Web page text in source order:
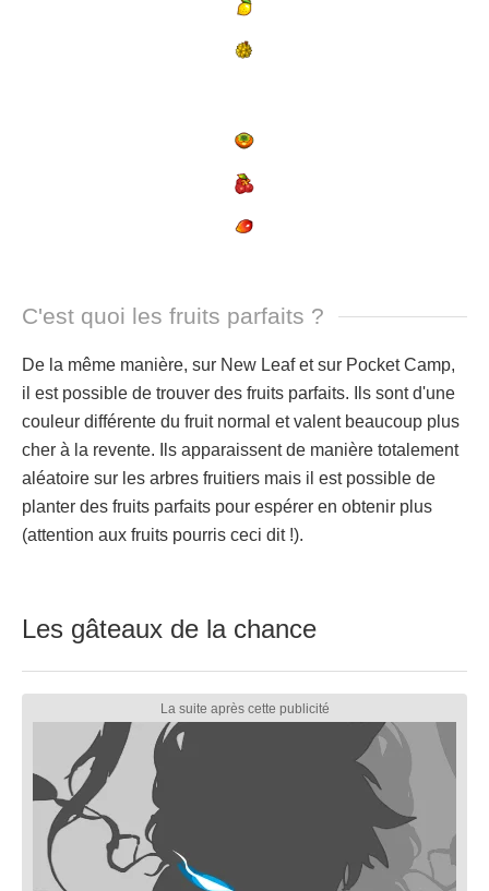
C'est quoi les fruits parfaits ?
De la même manière, sur New Leaf et sur Pocket Camp,
il est possible de trouver des fruits parfaits. Ils sont d'une
couleur différente du fruit normal et valent beaucoup plus
cher à la revente. Ils apparaissent de manière totalement
aléatoire sur les arbres fruitiers mais il est possible de
planter des fruits parfaits pour espérer en obtenir plus
(attention aux fruits pourris ceci dit !).
Les gâteaux de la chance